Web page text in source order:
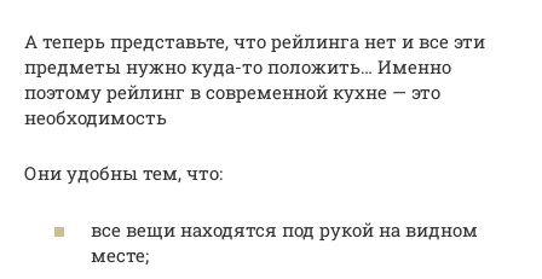
А теперь представьте, что рейлинга нет и все эти
предметы нужно куда-то положить… Именно
поэтому рейлинг в современной кухне — это
необходимость
Они удобны тем, что:
все вещи находятся под рукой на видном
месте;